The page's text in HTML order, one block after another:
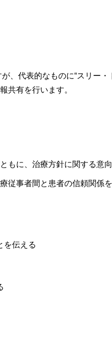
、代表的なものに“スリー
共有を行います。
に、治療方針に関する意
事者間と患者の信頼関係
を伝える